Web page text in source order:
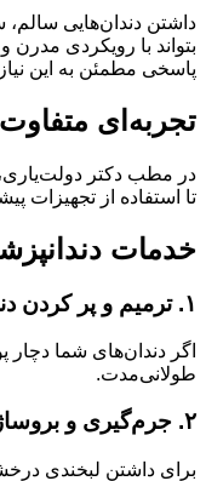
داشتن دندان‌هایی
بتواند با رویکردی مدرن
پاسخی مطمئن به این
تجربه‌ای
در مطب دکتر
تا استفاده از تجهیزات
خدمات
۱. ترمیم و پر کردن دندان
اگر دندان‌های شما دچار
طولانی‌مدت.
۲. جرم‌گیری و بروساژ
برای داشتن لبخندی